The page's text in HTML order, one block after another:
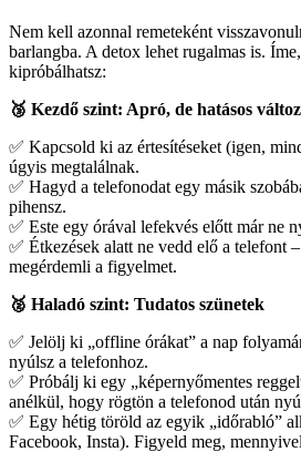
Nem kell azonnal remeteként
barlangba. A detox lehet rugalmas is.
kipróbálhatsz:
🥉 Kezdő szint: Apró, de hatásos
✅ Kapcsold ki az értesítéseket (igen,
úgyis megtalálnak.
✅ Hagyd a telefonodat egy másik
pihensz.
✅ Este egy órával lefekvés előtt már ne
✅ Étkezések alatt ne vedd elő a telefont
megérdemli a figyelmet.
🥈 Haladó szint: Tudatos szünetek
✅ Jelölj ki „offline órákat” a nap
nyúlsz a telefonhoz.
✅ Próbálj ki egy „képernyőmentes
anélkül, hogy rögtön a telefonod után
✅ Egy hétig töröld az egyik „időrabló”
Facebook, Insta). Figyeld meg,